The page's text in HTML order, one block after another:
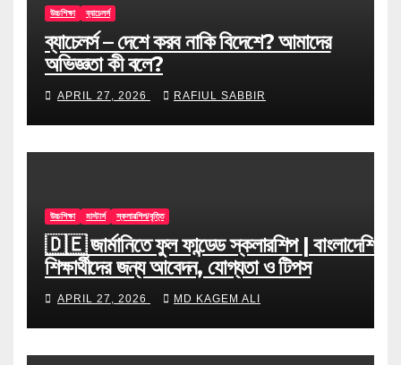
উচ্চশিক্ষা ব্যাচেলর্স
ব্যাচেলর্স – দেশে করব নাকি বিদেশে? আমাদের
অভিজ্ঞতা কী বলে?
APRIL 27, 2026 RAFIUL SABBIR
উচ্চশিক্ষা মাস্টার্স স্কলারশিপ/বৃত্তি
🇩🇪 জার্মানিতে ফুল ফান্ডেড স্কলারশিপ | বাংলাদেশি
শিক্ষার্থীদের জন্য আবেদন, যোগ্যতা ও টিপস
APRIL 27, 2026 MD KAGEM ALI